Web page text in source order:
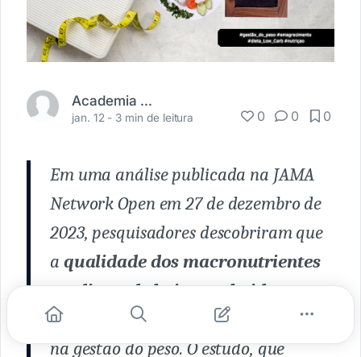
Academia Médica
jan. 12 - 3 min de leitura 0 0 0
Em uma análise publicada na JAMA
Network Open em 27 de dezembro de
2023, pesquisadores descobriram que
a qualidade dos macronutrientes
emdietas de baixo carboidrato
(DBC)
tem um impacto significativo
na gestão do peso. O estudo, que